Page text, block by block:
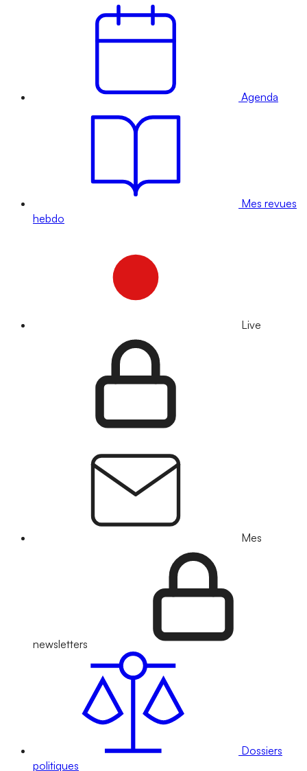
Agenda
Mes revues
hebdo
Live
Mes
newsletters
Dossiers
politiques